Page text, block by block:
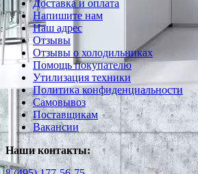
Доставка и оплата
Напишите нам
Наш адрес
Отзывы
Отзывы о холодильниках
Помощь покупателю
Утилизация техники
Политика конфиденциальности
Самовывоз
Поставщикам
Вакансии
Наши контакты: